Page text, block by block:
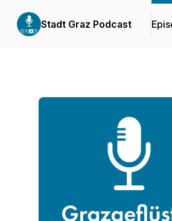
Stadt Graz Podcast